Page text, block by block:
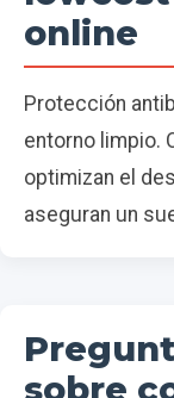
online
Protección
entorno limpio.
optimizan el
aseguran un
sobre